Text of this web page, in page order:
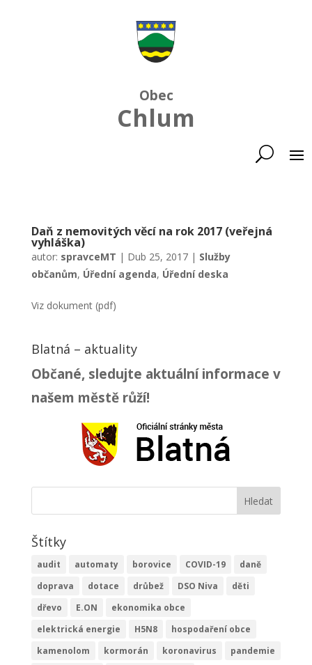
Obec
Chlum
Daň z nemovitých věcí na rok 2017 (veřejná
vyhláška)
autor: spravceMT | Dub 25, 2017| Služby
občanům, Úřední agenda, Úřední deska
Viz dokument (pdf)
Blatná – aktuality
Občané, sledujte aktuální informace v
našem městě růží!
Štítky
audit automaty borovice COVID-19
daně
doprava
dotace drůbež DSO Niva
děti
dřevo
E.ON
ekonomika obce
elektrická energie
H5N8
hospodaření obce
kamenolom
kormorán koronavirus
pandemie